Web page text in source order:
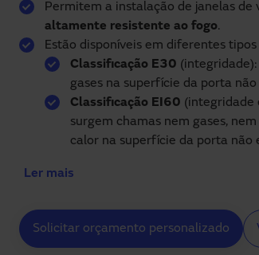
Permitem a instalação de janelas
altamente resistente ao fogo.
Estão disponíveis em diferentes
Classificação E30
gases na superfície da porta
Classificação EI60 (integridade
surgem chamas nem gases,
calor na superfície da porta não
Ler mais
Solicitar orçamento personalizado